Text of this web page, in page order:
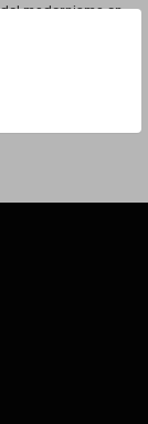
modernismo en
promovido